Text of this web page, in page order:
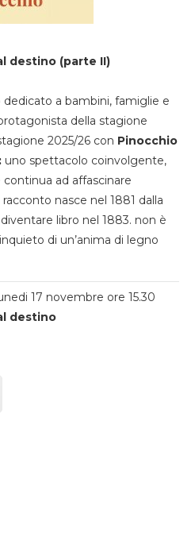
destino (parte II)
a bambini, famiglie e
della stagione
2025/26 con Pinocchio
uno spettacolo coinvolgente,
ad affascinare
nasce nel 1881 dalla
libro nel 1883. non è
di un’anima di legno
17 novembre ore 15.30
destino